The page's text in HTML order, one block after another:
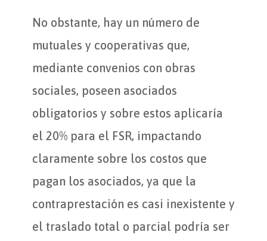
No obstante, hay un número de
mutuales y cooperativas que,
mediante convenios con obras
sociales, poseen asociados
obligatorios y sobre estos aplicaría
el 20% para el FSR, impactando
claramente sobre los costos que
pagan los asociados, ya que la
contraprestación es casi inexistente y
el traslado total o parcial podría ser